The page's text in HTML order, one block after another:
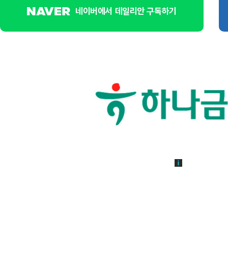
네이버에서 데일리안 구독하기